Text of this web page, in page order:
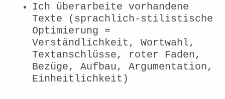
Ich überarbeite vorhandene
Texte (sprachlich-stilistische
Optimierung =
Verständlichkeit, Wortwahl,
Textanschlüsse, roter Faden,
Bezüge, Aufbau, Argumentation,
Einheitlichkeit)